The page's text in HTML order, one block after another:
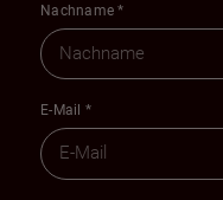
Nachname*
E-Mail *